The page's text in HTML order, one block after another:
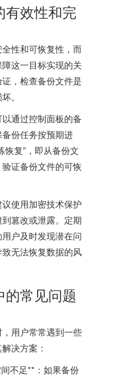
有效性和完
性和可恢复性，而
这一目标实现的关
，检查备份文件是
。
通过控制面板的备
份任务按预期进
恢复”，即从备份文
证备份文件的可恢
使用加密技术保护
篡改或泄露。定期
户及时发现潜在问
无法恢复数据的风
的常见问题
用户常常遇到一些
决方案：
不足**：如果备份